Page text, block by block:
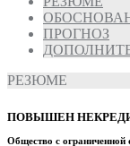
ПРОГНОЗ
РЕЗЮМЕ
ПОВЫШЕН
Общество с ограниченной